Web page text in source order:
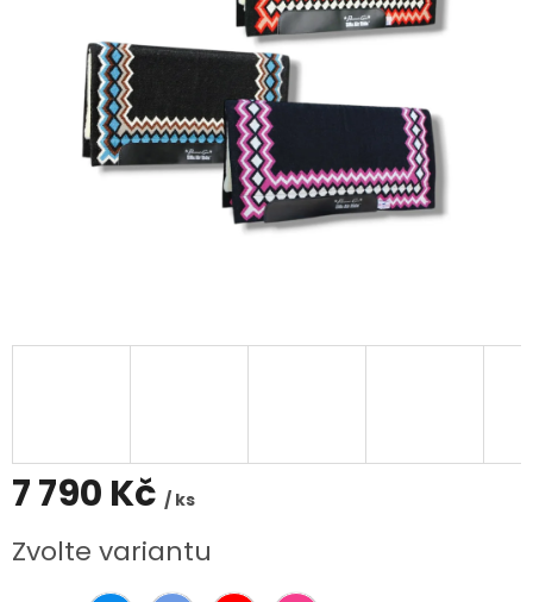
7 790 Kč / ks
cena:
Zvolte variantu